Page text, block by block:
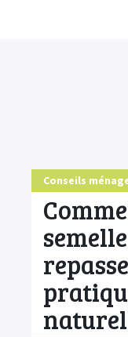
Conseils
Fiches Huiles
COMMENCER ICI